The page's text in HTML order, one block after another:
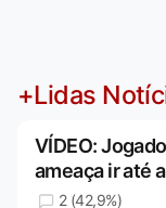
+Lidas
VÍDEO:
ameaça ir até
2 (42,9%)